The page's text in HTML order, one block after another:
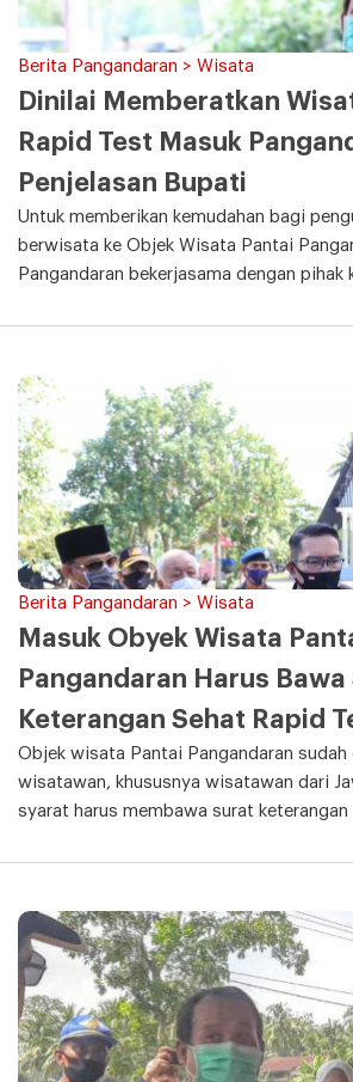
Berita Pangandaran > Wisata
Dinilai Memberatkan
Rapid Test Masuk
Penjelasan Bupati
Untuk memberikan kemudahan bagi
berwisata ke Objek Wisata Pantai
Pangandaran bekerjasama dengan pihak
Berita Pangandaran > Wisata
Masuk Obyek Wisata
Pangandaran Harus Bawa
Keterangan Sehat Rapid
Objek wisata Pantai Pangandaran sudah
wisatawan, khususnya wisatawan dari
syarat harus membawa surat keterangan